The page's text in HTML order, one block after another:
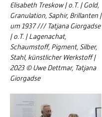
Elisabeth Treskow | o.T. | Gold,
Granulation, Saphir, Brillanten |
um 1937 /// Tatjana Giorgadse
| o.T. | Lagenachat,
Schaumstoff, Pigment, Silber,
Stahl, künstlicher Werkstoff |
2023 © Uwe Dettmar, Tatjana
Giorgadse